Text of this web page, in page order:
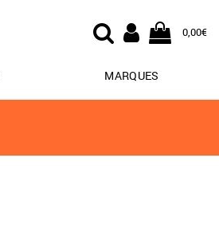
0,00€
MARQUES